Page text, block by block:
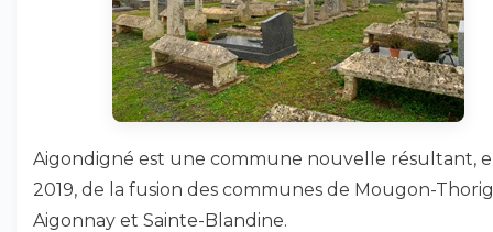
Aigondigné est une commune nouvelle résultant,
2019, de la fusion des communes de Mougon-
Aigonnay et Sainte-Blandine.